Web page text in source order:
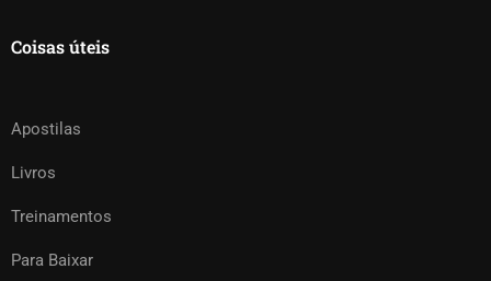
Coisas úteis
Apostilas
Livros
Treinamentos
Para Baixar